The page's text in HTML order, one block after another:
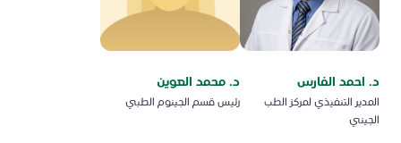
د. احمد الفارس
المدير التنفيذي لمركز الطب
الجيني
د. محمد العوين
رئيس قسم الجينوم الطبي